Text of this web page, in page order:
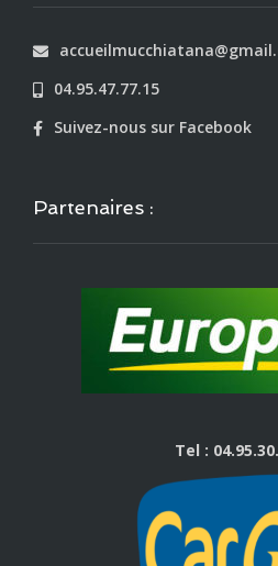
04.95.47.77.15
Suivez-nous sur Facebook
Partenaires :
Tel :